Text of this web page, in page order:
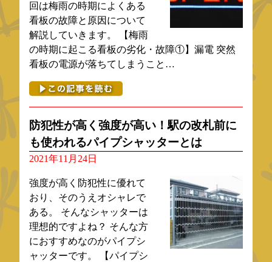
回は梅雨の時期によくある
看板の故障と原因について
解説していきます。 【梅雨
の時期に起こる看板の劣化・故障①】漏電 突然
看板の電源が落ちてしまうこと…
防犯性が高く強度が高い！駅の改札前に
も使われるパイプシャッターとは
2021年11月24日
強度が高く防犯性に優れて
おり、そのうえオシャレで
ある。 そんなシャッターは
理想的ですよね？ そんな方
におすすめなのがパイプシ
ャッターです。 【パイプシ